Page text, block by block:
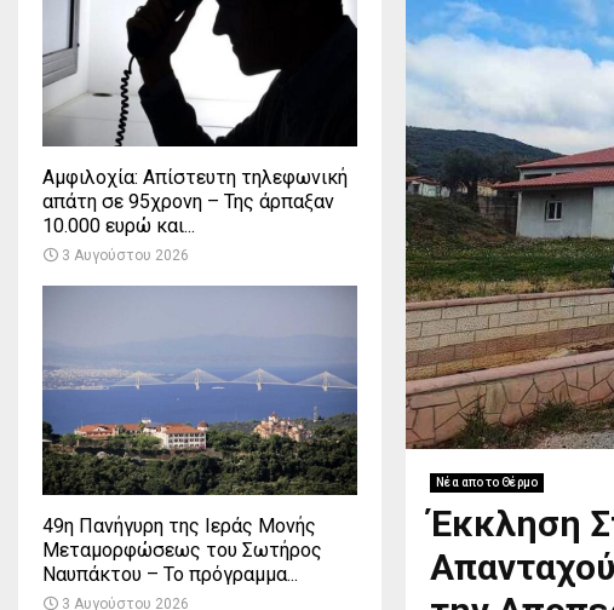
Νέα απο το Θέρμο
Έκκληση
Αμφιλοχία: Απίστευτη τηλεφωνική
απάτη σε 95χρονη – Της άρπαξαν
10.000 ευρώ και...
3 Αυγούστου 2026
49η Πανήγυρη της Ιεράς Μονής
Μεταμορφώσεως του Σωτήρος
Ναυπάκτου – Το πρόγραμμα...
3 Αυγούστου 2026